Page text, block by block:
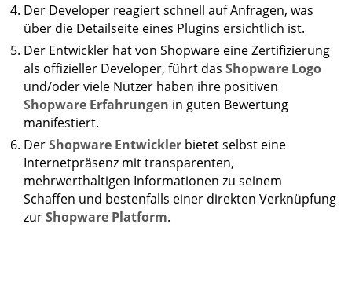
Der Developer reagiert schnell auf Anfragen, was
über die Detailseite eines Plugins ersichtlich ist.
Der Entwickler hat von Shopware eine Zertifizierung
als offizieller Developer, führt das Shopware Logo
und/oder viele Nutzer haben ihre positiven
Shopware Erfahrungen in guten Bewertung
manifestiert.
DerShopware Entwickler bietet selbst eine
Internetpräsenz mit transparenten,
mehrwerthaltigen Informationen zu seinem
Schaffen und bestenfalls einer direkten Verknüpfung
zurShopware Platform.